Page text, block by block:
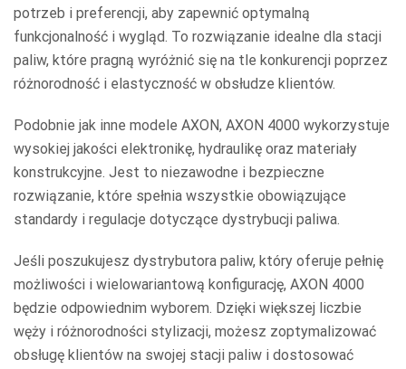
potrzeb i preferencji, aby zapewnić optymalną
funkcjonalność i wygląd. To rozwiązanie idealne dla stacji
paliw, które pragną wyróżnić się na tle konkurencji poprzez
różnorodność i elastyczność w obsłudze klientów.
Podobnie jak inne modele AXON, AXON 4000 wykorzystuje
wysokiej jakości elektronikę, hydraulikę oraz materiały
konstrukcyjne. Jest to niezawodne i bezpieczne
rozwiązanie, które spełnia wszystkie obowiązujące
standardy i regulacje dotyczące dystrybucji paliwa.
Jeśli poszukujesz dystrybutora paliw, który oferuje pełnię
możliwości i wielowariantową konfigurację, AXON 4000
będzie odpowiednim wyborem. Dzięki większej liczbie
węży i różnorodności stylizacji, możesz zoptymalizować
obsługę klientów na swojej stacji paliw i dostosować